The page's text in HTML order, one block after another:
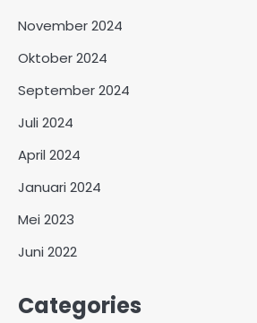
November 2024
Oktober 2024
September 2024
Juli 2024
April 2024
Januari 2024
Mei 2023
Juni 2022
Categories